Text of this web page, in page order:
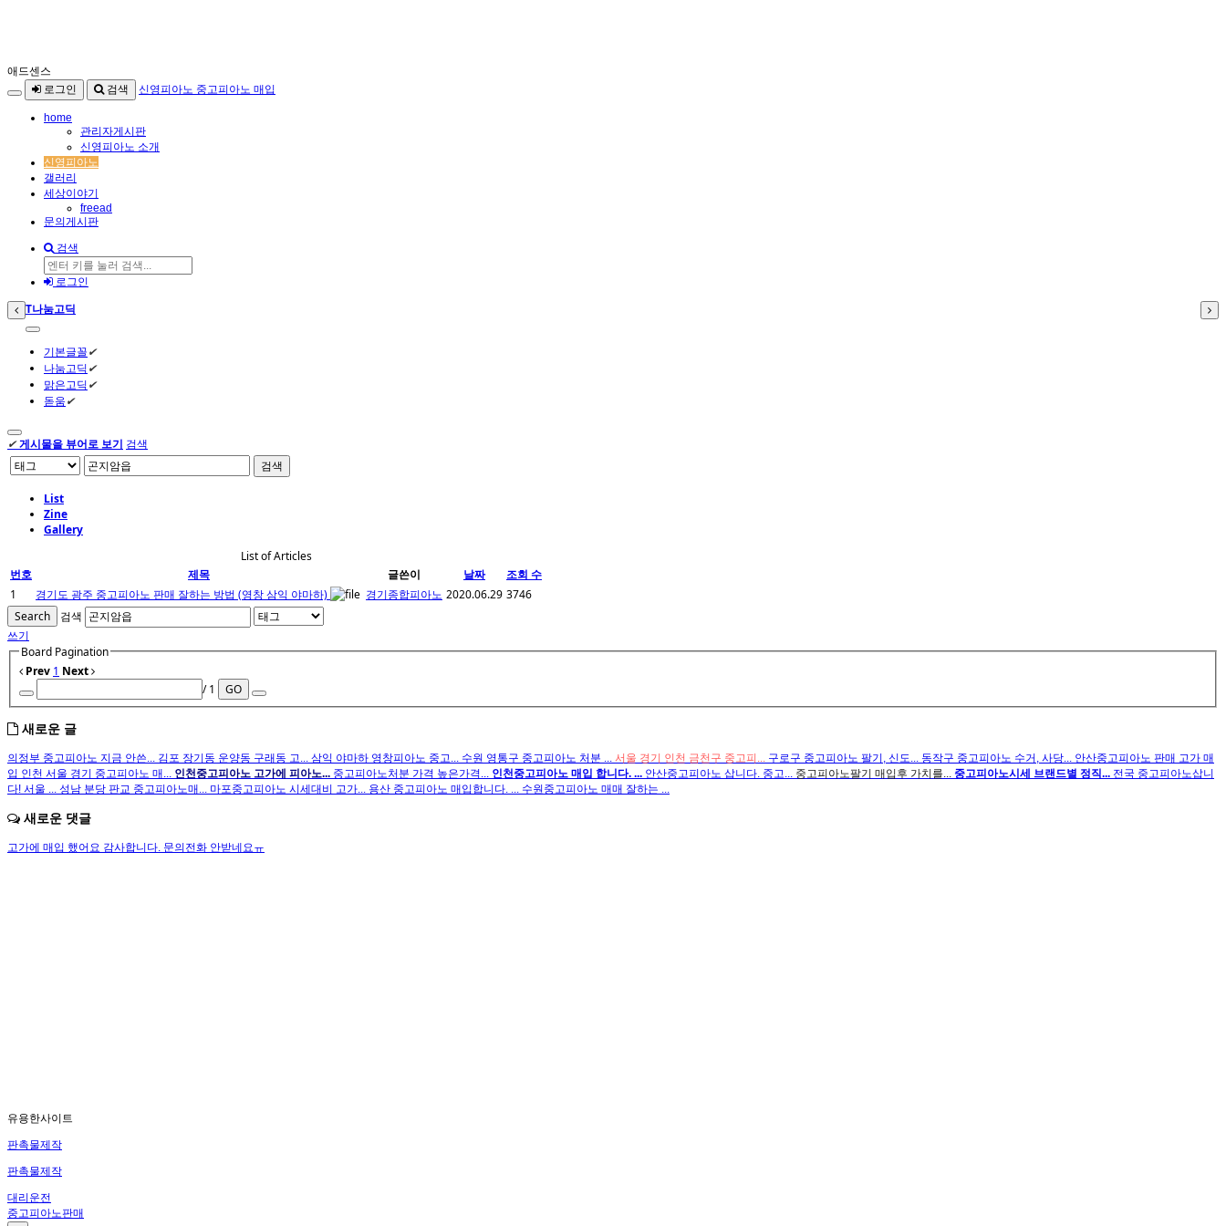
애드센스
문
바
로
로그인 검색 신영피아노 중고피아노 매입
home
관리자게시판
신영피아노 소개
신영피아노
갤러리
세상이야기
freead
문의게시판
검색
로그인
T나눔고딕
기본글꼴✔
나눔고딕✔
맑은고딕✔
돋움✔
✔게시물을 뷰어로 보기 검색
검색
List
Zine
Gallery
List of Articles
번호
제목 글쓴이 날짜
조회 수
1
경기도 광주 중고피아노 판매 잘하는 방법 (영창 삼익 야마하) 경기종합피아노 2020.06.29 3746
Search
검색
쓰기
Board Pagination
Prev 1 Next
/ 1
GO
새로운 글
의정부 중고피아노 지금 안쓴... 김포 장기동 운양동 구래동 고... 삼익 야마하 영창피아노 중고... 수원 영통구 중고피아노 처분 ... 서울 경기 인천 금천구 중고피... 구로구 중고피아노 팔기, 신도... 동작구 중고피아노 수거, 사당... 안산중고피아노 판매 고가 매
입 인천 서울 경기 중고피아노 매... 인천중고피아노 고가에 피아노... 중고피아노처분 가격 높은가격... 인천중고피아노 매입 합니다. ... 안산중고피아노 삽니다. 중고... 중고피아노팔기 매입후 가치를... 중고피아노시세 브랜드별 정직... 전국 중고피아노삽니
다! 서울 ... 성남 분당 판교 중고피아노매... 마포중고피아노 시세대비 고가... 용산 중고피아노 매입합니다. ... 수원중고피아노 매매 잘하는 ...
새로운 댓글
고가에 매입 했어요 감사합니다. 문의전화 안받네요ㅠ
유용한사이트
판촉물제작
판촉물제작
대리운전
중고피아노판매